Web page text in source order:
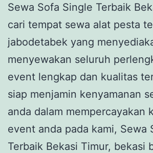
Sewa Sofa Single Terbaik
cari tempat sewa alat pesta
jabodetabek yang
menyewakan seluruh
event lengkap dan kualitas
siap menjamin kenyamanan
anda dalam mempercayakan
event anda pada kami, Sewa
Terbaik Bekasi Timur, bekasi